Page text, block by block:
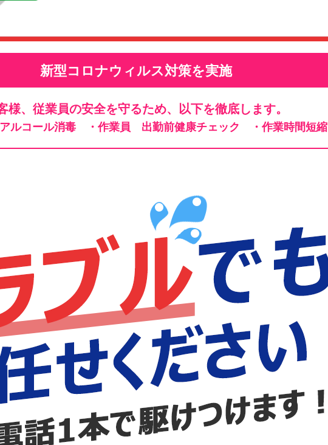
新型コロナウィルス対策を実施
様、従業員の安全を守るため、以下を徹底します。
ルコール消毒 ・作業員 出勤前健康チェック ・作業時間短縮